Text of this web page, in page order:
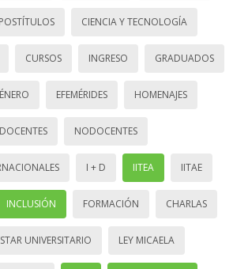
POSTÍTULOS CIENCIA Y TECNOLOGÍA
CURSOS INGRESO GRADUADOS
EFEMÉRIDES HOMENAJES
DOCENTES NODOCENTES
I + D IITEA IITAE
INCLUSIÓN FORMACIÓN CHARLAS
UNIVERSITARIO LEY MICAELA